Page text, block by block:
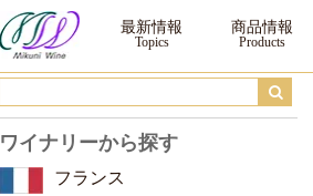
最新情報 商品情報
ワイナリーから探す
フランス